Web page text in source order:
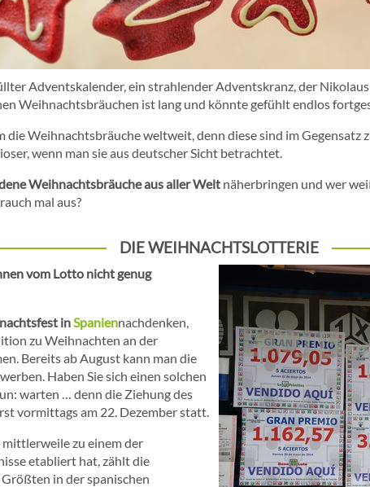
Adventskalender, ein strahlender Adventskranz, der
Weihnachtsbräuchen ist lang und könnte gefühlt endlos
die Weihnachtsbräuche weltweit, denn diese sind im Gegensatz
wenn man sie aus deutscher Sicht betrachtet.
Weihnachtsbräuche aus aller Welt näherbringen und wer
mal aus?
DIE WEIHNACHTSLOTTERIE
vom Lotto nicht genug
inSpaniennachdenken,
zu Weihnachten an der
Bereits ab August kann man die
Haben Sie sich einen solchen
warten … denn die Ziehung des
vormittags am 22. Dezember statt.
zu einem der
etabliert hat, zählt die
in der spanischen